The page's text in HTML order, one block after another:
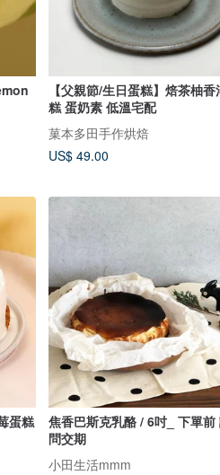
【父親節/生日蛋糕】焙茶柚
糕 蛋奶素 低溫宅配
菓本多田手作烘焙
US$ 49.00
蛋糕
焦香巴斯克乳酪 / 6吋_ 下單前
問交期
小田生活mmm